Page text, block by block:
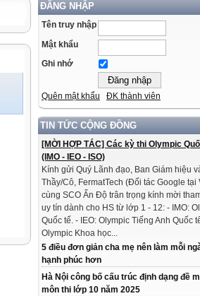
ĐĂNG NHẬP
Tên truy nhập
Mật khẩu
Ghi nhớ
Quên mật khẩu ĐK thành viên
TIN TỨC CỘNG ĐỒNG
[MỜI HỢP TÁC] Các kỳ thi Olympic
(IMO - IEO - ISO)
Kính gửi Quý Lãnh đạo, Ban Giám hiệu
Thầy/Cô, FermatTech (Đối tác Google tại
cùng SCO Ấn Độ trân trọng kính mời
uy tín dành cho HS từ lớp 1 - 12: - IMO:
Quốc tế. - IEO: Olympic Tiếng Anh Quốc
Olympic Khoa học...
5 điều đơn giản cha mẹ nên làm mỗi
hạnh phúc hơn
Hà Nội công bố cấu trúc định dạng đề
môn thi lớp 10 năm 2025